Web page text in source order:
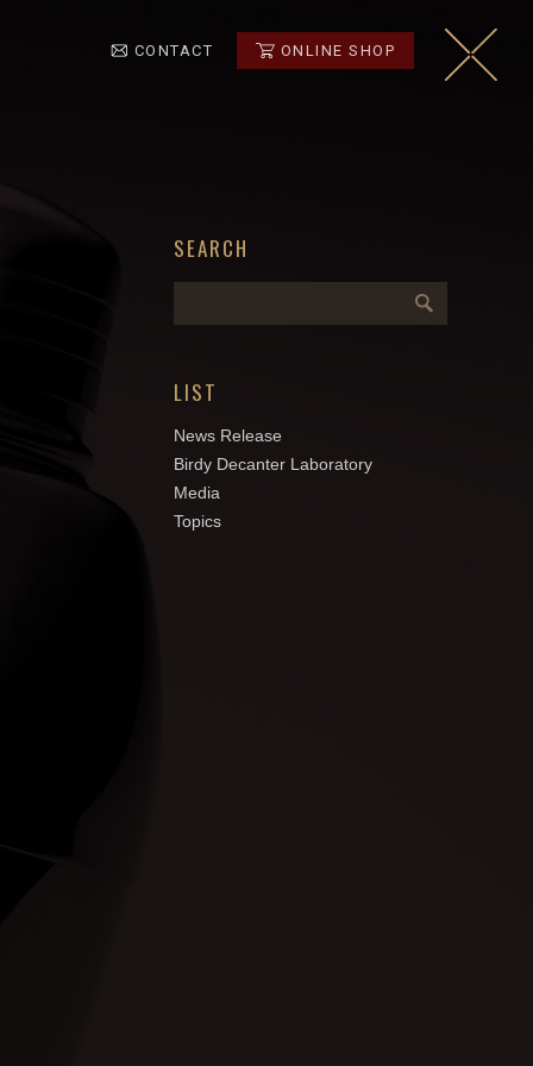
CONTACT ONLINE SHOP
SEARCH
LIST
News Release
Birdy Decanter Laboratory
Media
Topics